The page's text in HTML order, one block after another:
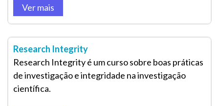
Ver mais
Research Integrity
Research Integrity é um curso sobre boas práticas
de investigação e integridade na investigação
científica.